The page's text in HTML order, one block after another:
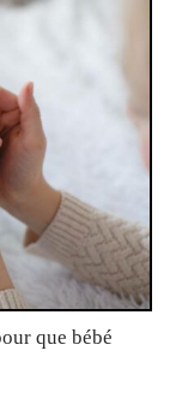
que bébé